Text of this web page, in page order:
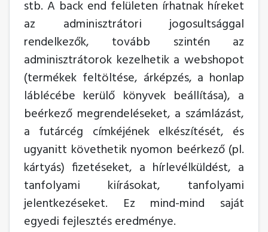
stb. A back end felületen írhatnak híreket
az adminisztrátori jogosultsággal
rendelkezők, tovább szintén az
adminisztrátorok kezelhetik a webshopot
(termékek feltöltése, árképzés, a honlap
láblécébe kerülő könyvek beállítása), a
beérkező megrendeléseket, a számlázást,
a futárcég címkéjének elkészítését, és
ugyanitt követhetik nyomon beérkező (pl.
kártyás) fizetéseket, a hírlevélküldést, a
tanfolyami kiírásokat, tanfolyami
jelentkezéseket. Ez mind-mind saját
egyedi fejlesztés eredménye.